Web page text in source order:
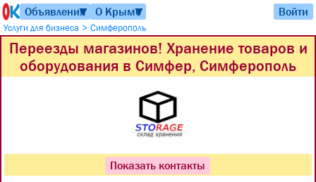
Объявления
▼ О Крыме
▼ Войти
Услуги для бизнеса > Симферополь
Переезды магазинов! Хранение товаров и
оборудования в Симфер, Симферополь
Показать контакты